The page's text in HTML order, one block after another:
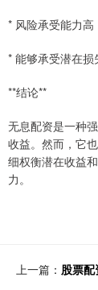
* 风险承受能力高
* 能够承受潜在损
**结论**
无息配资是一种
收益。然而，它
细权衡潜在收益
力。
上一篇： 股票